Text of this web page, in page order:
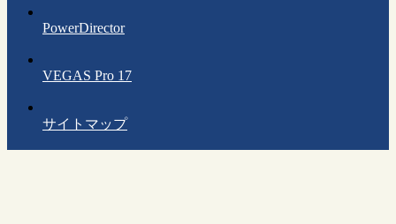
PowerDirector
VEGAS Pro 17
サイトマップ